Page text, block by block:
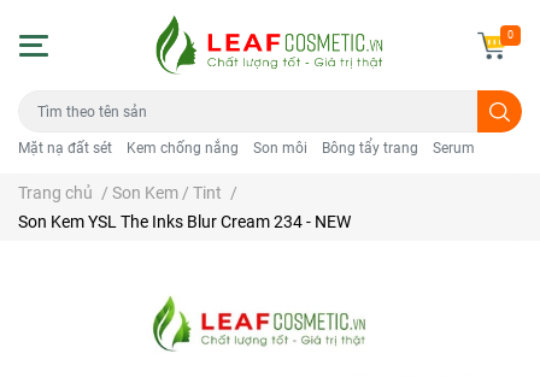
Mặt nạ đất sét Kem chống nắng Son môi Bông tẩy trang Serum
0
Trang chủ / Son Kem / Tint /
Son Kem YSL The Inks Blur Cream 234 - NEW